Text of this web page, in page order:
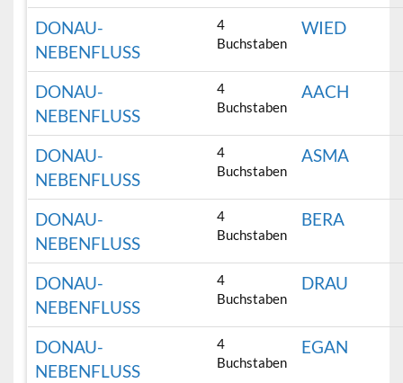
DONAU-
NEBENFLUSS
4
Buchstaben
WIED
DONAU-
NEBENFLUSS
4
Buchstaben
AACH
DONAU-
NEBENFLUSS
4
Buchstaben
ASMA
DONAU-
NEBENFLUSS
4
Buchstaben
BERA
DONAU-
NEBENFLUSS
4
Buchstaben
DRAU
DONAU-
NEBENFLUSS
4
Buchstaben
EGAN